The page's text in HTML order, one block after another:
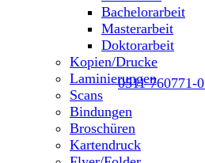
Bachelorarbeit
Masterarbeit
Doktorarbeit
Kopien/Drucke
Laminierungen
Scans
Bindungen
Broschüren
Kartendruck
0511 760771-0